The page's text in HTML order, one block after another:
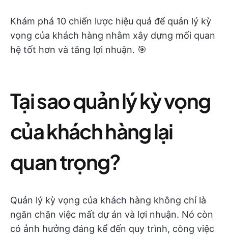
Khám phá 10 chiến lược hiệu quả để quản lý kỳ
vọng của khách hàng nhằm xây dựng mối quan
hệ tốt hơn và tăng lợi nhuận. 🎯
Tại sao quản lý kỳ vọng
của khách hàng lại
quan trọng?
Quản lý kỳ vọng của khách hàng không chỉ là
ngăn chặn việc mất dự án và lợi nhuận. Nó còn
có ảnh hưởng đáng kể đến quy trình, công việc